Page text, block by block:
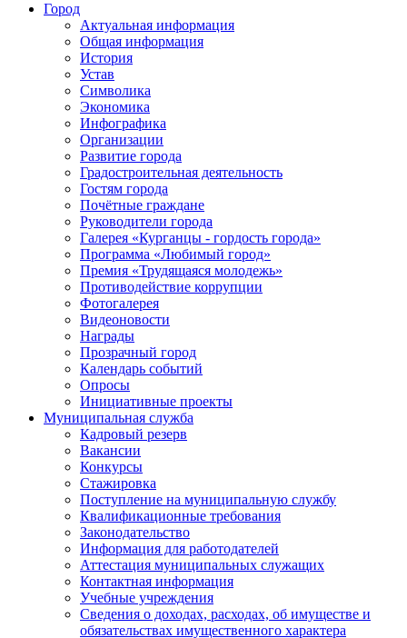
Город
Актуальная информация
Общая информация
История
Устав
Символика
Экономика
Инфографика
Организации
Развитие города
Градостроительная деятельность
Гостям города
Почётные граждане
Руководители города
Галерея «Курганцы - гордость города»
Программа «Любимый город»
Премия «Трудящаяся молодежь»
Противодействие коррупции
Фотогалерея
Видеоновости
Награды
Прозрачный город
Календарь событий
Опросы
Инициативные проекты
Муниципальная служба
Кадровый резерв
Вакансии
Конкурсы
Стажировка
Поступление на муниципальную службу
Квалификационные требования
Законодательство
Информация для работодателей
Аттестация муниципальных служащих
Контактная информация
Учебные учреждения
Сведения о доходах, расходах, об имуществе и
обязательствах имущественного характера